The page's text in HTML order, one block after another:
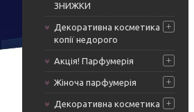
ЗНИЖКИ
Декоративна косметика
копії недорого
Акція! Парфумерія
Жіноча парфумерія
Декоративна косметика